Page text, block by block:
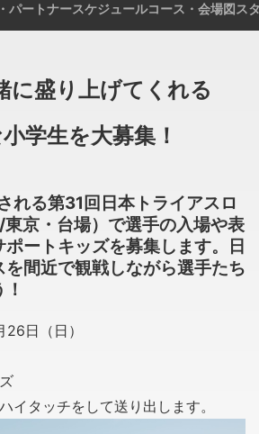
パートナースケジュールコース・会場図ス
に盛り上げてくれる
学生を大募集！
れる第31回日本トライアスロ
京・台場）で選手の入場や表
ートキッズを募集します。日
間近で観戦しながら選手たち
日（日）
イタッチをして送り出します。